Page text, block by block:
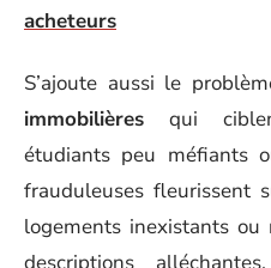
acheteurs
S’ajoute aussi le
immobilières qui
étudiants peu méfiants
frauduleuses fleurissent
logements inexistants ou